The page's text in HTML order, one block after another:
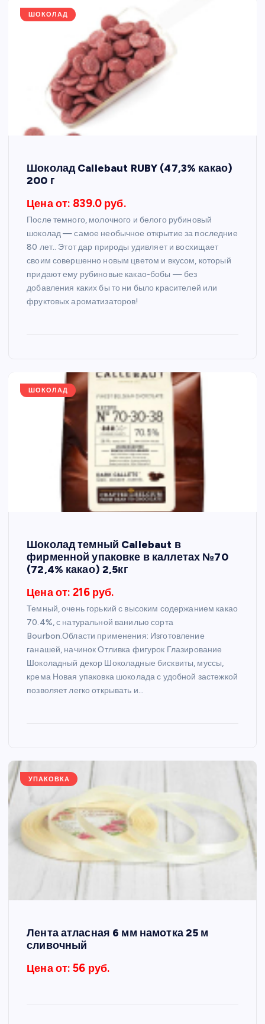
ШОКОЛАД
Шоколад Callebaut RUBY (47,3% какао)
200 г
Цена от: 839.0 руб.
После темного, молочного и белого рубиновый
шоколад — самое необычное открытие за последние
80 лет.. Этот дар природы удивляет и восхищает
своим совершенно новым цветом и вкусом, который
придают ему рубиновые какао-бобы — без
добавления каких бы то ни было красителей или
фруктовых ароматизаторов!
ШОКОЛАД
Шоколад темный Callebaut в
фирменной упаковке в каллетах №70
(72,4% какао) 2,5кг
Цена от: 216 руб.
Темный, очень горький с высоким содержанием какао
70.4%, с натуральной ванилью сорта
Bourbon.Области применения: Изготовление
ганашей, начинок Отливка фигурок Глазирование
Шоколадный декор Шоколадные бисквиты, муссы,
крема Новая упаковка шоколада с удобной застежкой
позволяет легко открывать и…
УПАКОВКА
Лента атласная 6 мм намотка 25 м
сливочный
Цена от: 56 руб.